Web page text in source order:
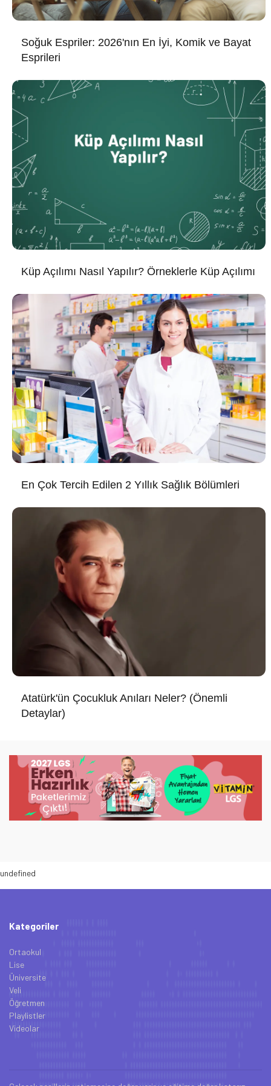
Soğuk Espriler: 2026'nın En İyi, Komik ve Bayat
Esprileri
Küp Açılımı Nasıl Yapılır? Örneklerle Küp Açılımı
En Çok Tercih Edilen 2 Yıllık Sağlık Bölümleri
Atatürk'ün Çocukluk Anıları Neler? (Önemli
Detaylar)
undefined
Kategoriler
Ortaokul
Lise
Üniversite
Veli
Öğretmen
Playlistler
Videolar